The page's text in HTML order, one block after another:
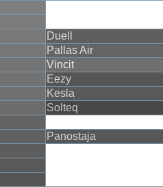
Duell
Pallas Air
Vincit
Eezy
Kesla
Solteq
Panostaja